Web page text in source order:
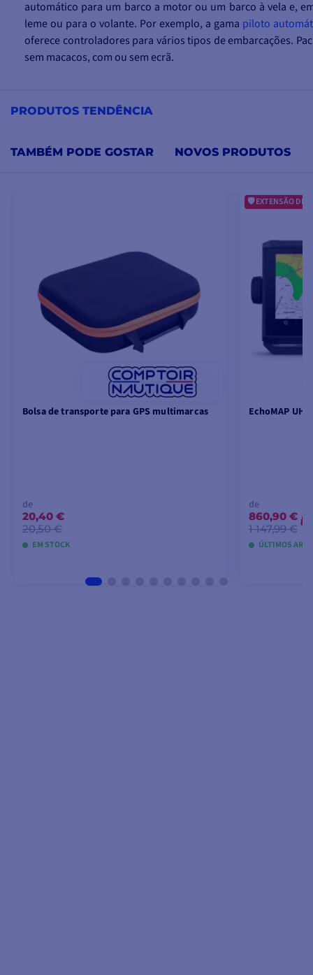
automático para um barco a motor ou um barco à vela e,
leme ou para o volante. Por exemplo, a gama piloto
oferece controladores para vários tipos de embarcações.
sem macacos, com ou sem ecrã.
pode ser adicionado à função de bússola para ter em conta
barco. Os barcos de regata que pretendem um maior
uma unidade central de 3 eixos. Opiloto automático
Não há melhor timoneiro do que piloto automático! Cabe-
PRODUTOS TENDÊNCIA
TAMBÉM PODE GOSTAR NOVOS PRODUTOS
Bolsa de transporte para GPS multimarcas
de
20,40 €
20,50 €
EM STOCK
EXTENSÃO DE
EchoMAP
de
860,90 €
1 147,99 €
ÚLTIMOS